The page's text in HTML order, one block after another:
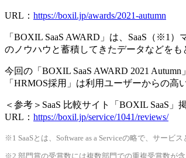
URL： https://boxil.jp/awards/2021-autumn
「BOXIL SaaS AWARD」は、SaaS（※1
のノウハウと蓄積してきたデータなどをも
今回の「BOXIL SaaS AWARD 2021
「HRMOS採用」は利用ユーザーからの
＜参考＞SaaS 比較サイト「BOXIL SaaS」
URL： https://boxil.jp/service/1041/reviews/
※1 SaaSとは、Software as a Serviceの略で、サー
※2 部門賞の受賞数には複数部門での重複受賞数が含